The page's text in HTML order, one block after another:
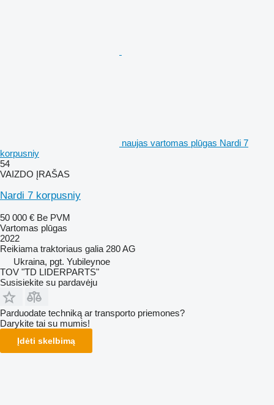
naujas vartomas plūgas Nardi 7
korpusniy
54
VAIZDO ĮRAŠAS
Nardi 7 korpusniy
50 000 € Be PVM
Vartomas plūgas
2022
Reikiama traktoriaus galia 280 AG
Ukraina, pgt. Yubileynoe
TOV "TD LIDERPARTS"
Susisiekite su pardavėju
Parduodate techniką ar transporto priemones?
Darykite tai su mumis!
Įdėti skelbimą